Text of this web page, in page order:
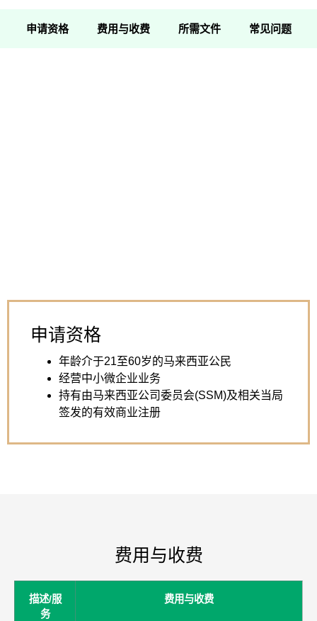
申请资格 费用与收费 所需文件 常见问题
申请资格
年龄介于21至60岁的马来西亚公民
经营中小微企业业务
持有由马来西亚公司委员会(SSM)及相关当局
签发的有效商业注册
费用与收费
描述/服
务
费用与收费